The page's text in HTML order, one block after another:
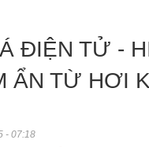
ĐIỆN TỬ -
ẨN TỪ HƠI
- 07:18